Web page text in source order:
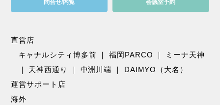
問合せ/内覧 会議室予約
直営店
キャナルシティ博多前 ｜福岡PARCO ｜
ミーナ天神
｜ 天神西通り ｜ 中洲川端 ｜ DAIMYO（大名）
運営サポート店
海外